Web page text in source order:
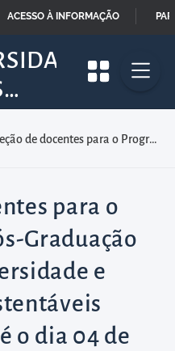
para o Programa de Pós-Graduação em Sociobiodiversidade e Tecnologias Sustentáveis segue aberta até o dia 04 de março
para o
Graduação
e
o dia 04 de
ACESSO À INFORMAÇÃO